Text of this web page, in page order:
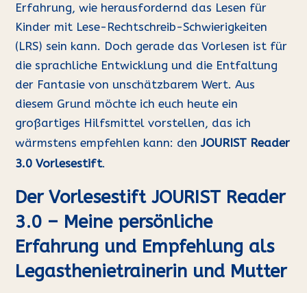
Erfahrung, wie herausfordernd das Lesen für
Kinder mit Lese-Rechtschreib-Schwierigkeiten
(LRS) sein kann. Doch gerade das Vorlesen ist für
die sprachliche Entwicklung und die Entfaltung
der Fantasie von unschätzbarem Wert. Aus
diesem Grund möchte ich euch heute ein
großartiges Hilfsmittel vorstellen, das ich
wärmstens empfehlen kann: denJOURIST Reader
3.0 Vorlesestift.
Der Vorlesestift JOURIST Reader
3.0 – Meine persönliche
Erfahrung und Empfehlung als
Legasthenietrainerin und Mutter